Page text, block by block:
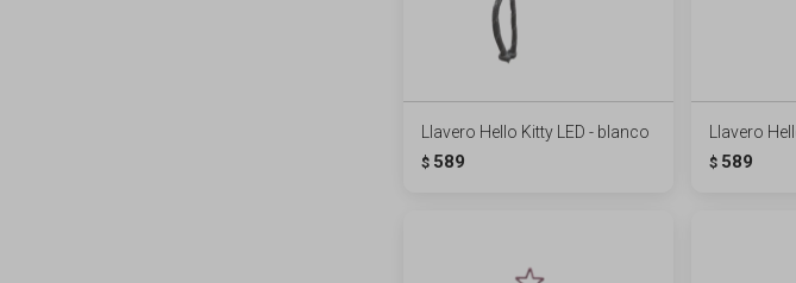
Llavero Hello Kitty LED - blanco
$ 589
Llavero
$ 589